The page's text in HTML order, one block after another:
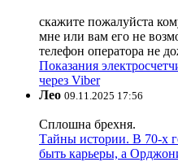
скажите пожалуйста
мне или вам его не
телефон оператора не
Показания
через Viber
Лео 09.11.2025 17:56
Сплошна брехня.
Тайны истории. В 70-х
быть карьеры, а